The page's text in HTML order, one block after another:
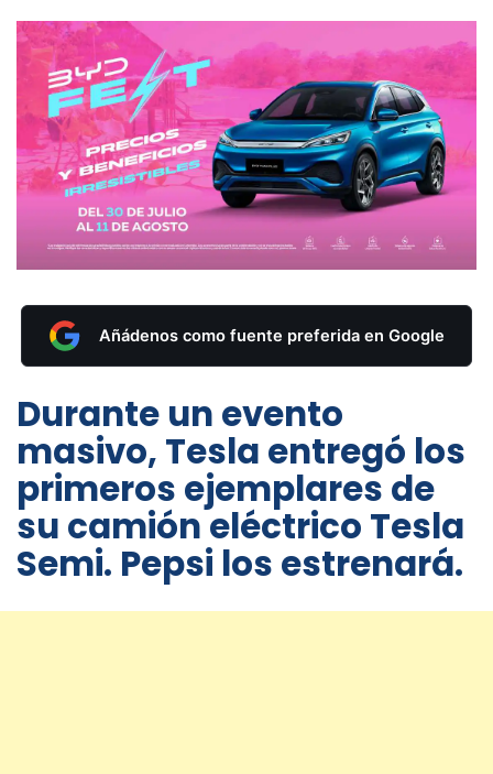
Añádenos como fuente preferida en Google
Durante un evento
masivo, Tesla entregó los
primeros ejemplares de
su camión eléctrico Tesla
Semi. Pepsi los estrenará.